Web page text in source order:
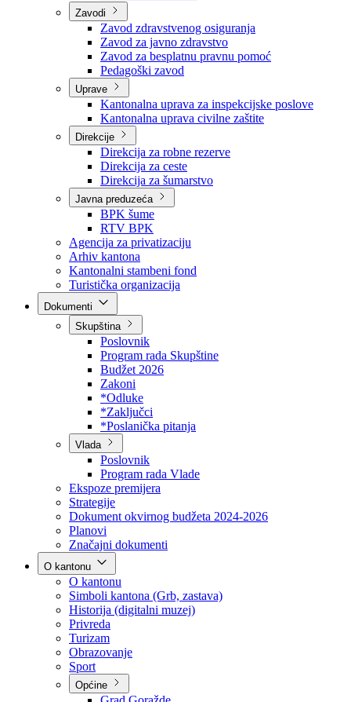
Centar za socijalni rad
Dom za stara i iznemogla lica
Kantonalna bolnica
Zavodi
Zavod zdravstvenog osiguranja
Zavod za javno zdravstvo
Zavod za besplatnu pravnu pomoć
Pedagoški zavod
Uprave
Kantonalna uprava za inspekcijske poslove
Kantonalna uprava civilne zaštite
Direkcije
Direkcija za robne rezerve
Direkcija za ceste
Direkcija za šumarstvo
Javna preduzeća
BPK šume
RTV BPK
Agencija za privatizaciju
Arhiv kantona
Kantonalni stambeni fond
Turistička organizacija
Skupština
Poslovnik
Program rada Skupštine
Budžet 2026
Zakoni
*Odluke
*Zaključci
*Poslanička pitanja
Vlada
Poslovnik
Program rada Vlade
Ekspoze premijera
Strategije
Dokument okvirnog budžeta 2024-2026
Planovi
Značajni dokumenti
O kantonu
O kantonu
Simboli kantona (Grb, zastava)
Historija (digitalni muzej)
Privreda
Turizam
Obrazovanje